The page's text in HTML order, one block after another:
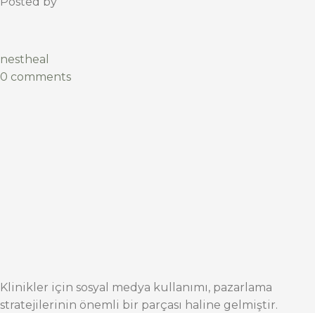
nestheal
0 comments
Klinikler için sosyal medya kullanımı, pazarlama
stratejilerinin önemli bir parçası haline gelmiştir.